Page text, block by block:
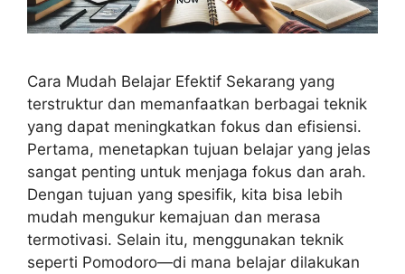
Cara Mudah Belajar Efektif Sekarang yang
terstruktur dan memanfaatkan berbagai teknik
yang dapat meningkatkan fokus dan efisiensi.
Pertama, menetapkan tujuan belajar yang jelas
sangat penting untuk menjaga fokus dan arah.
Dengan tujuan yang spesifik, kita bisa lebih
mudah mengukur kemajuan dan merasa
termotivasi. Selain itu, menggunakan teknik
seperti Pomodoro—di mana belajar dilakukan